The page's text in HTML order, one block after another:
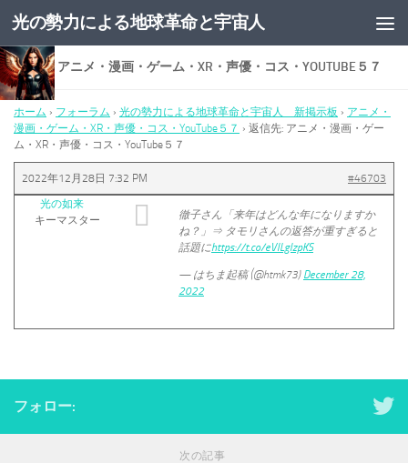
コンテンツへスキップ
光の勢力による地球革命と宇宙人
返信先: アニメ・漫画・ゲーム・XR・声優・コス・YOUTUBE５７
ホーム › フォーラム › 光の勢力による地球革命と宇宙人 新掲示板 › アニメ・
漫画・ゲーム・XR・声優・コス・YouTube５７ › 返信先: アニメ・漫画・ゲー
ム・XR・声優・コス・YouTube５７
2022年12月28日 7:32 PM
#46703
光の如来
キーマスター
徹子さん「来年はどんな年になりますか
ね？」⇒ タモリさんの返答が重すぎると
話題にhttps://t.co/eVlLglzpKS
— はちま起稿 (@htmk73) December 28,
2022
フォロー:
次の記事